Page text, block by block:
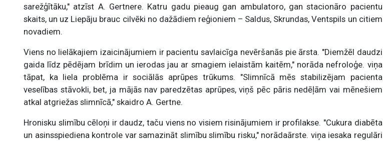
sarežģītāku," atzīst A. Gertnere. Katru gadu pieaug gan ambulatoro, gan stacionāro pacientu
skaits, un uz Liepāju brauc cilvēki no dažādiem reģioniem – Saldus, Skrundas, Ventspils un citiem
novadiem.
Viens no lielākajiem izaicinājumiem ir pacientu savlaicīga nevēršanās pie ārsta. "Diemžēl daudzi
gaida līdz pēdējam brīdim un ierodas jau ar smagiem ielaistām kaitēm," norāda nefroloģe. viņa
tāpat, ka liela problēma ir sociālās aprūpes trūkums. "Slimnīcā mēs stabilizējam pacienta
veselības stāvokli, bet, ja mājās nav paredzētas aprūpes, viņš pēc pāris nedēļām vai mēnešiem
atkal atgriežas slimnīcā," skaidro A. Gertne.
Hronisku slimību cēloņi ir daudz, taču viens no visiem risinājumiem ir profilakse. "Cukura diabēta
un asinsspiediena kontrole var samazināt slimību slimību risku," norādaārste. viņa iesaka regulāri